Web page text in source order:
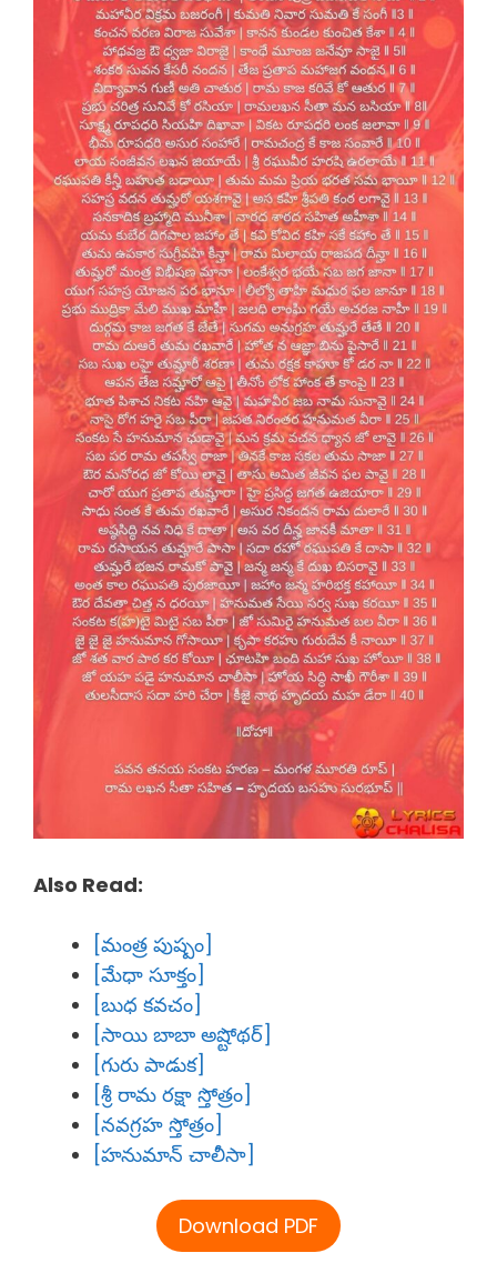
Also Read:
[మంత్ర పుష్పం]
[మేధా సూక్తం]
[బుధ కవచం]
[సాయి బాబా అష్టోథర్]
[గురు పాడుక]
[శ్రీ రామ రక్షా స్తోత్రం]
[నవగ్రహ స్తోత్రం]
[హనుమాన్ చాలీసా]
Download PDF